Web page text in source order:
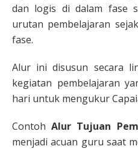
dan logis di dalam fase
urutan pembelajaran
fase.
Alur ini disusun secara
kegiatan pembelajaran
hari untuk mengukur
ContohAlur Tujuan
menjadi acuan guru saat